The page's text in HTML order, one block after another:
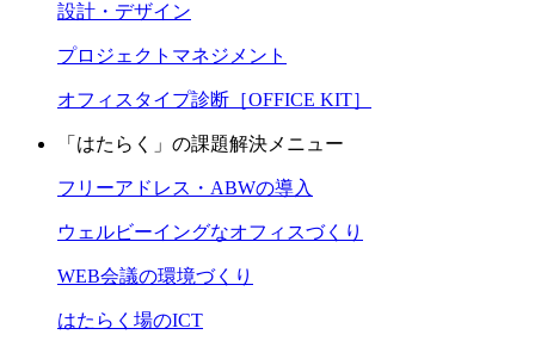
設計・デザイン
プロジェクトマネジメント
オフィスタイプ診断［OFFICE KIT］
「はたらく」の課題解決メニュー
フリーアドレス・ABWの導入
ウェルビーイングなオフィスづくり
WEB会議の環境づくり
はたらく場のICT